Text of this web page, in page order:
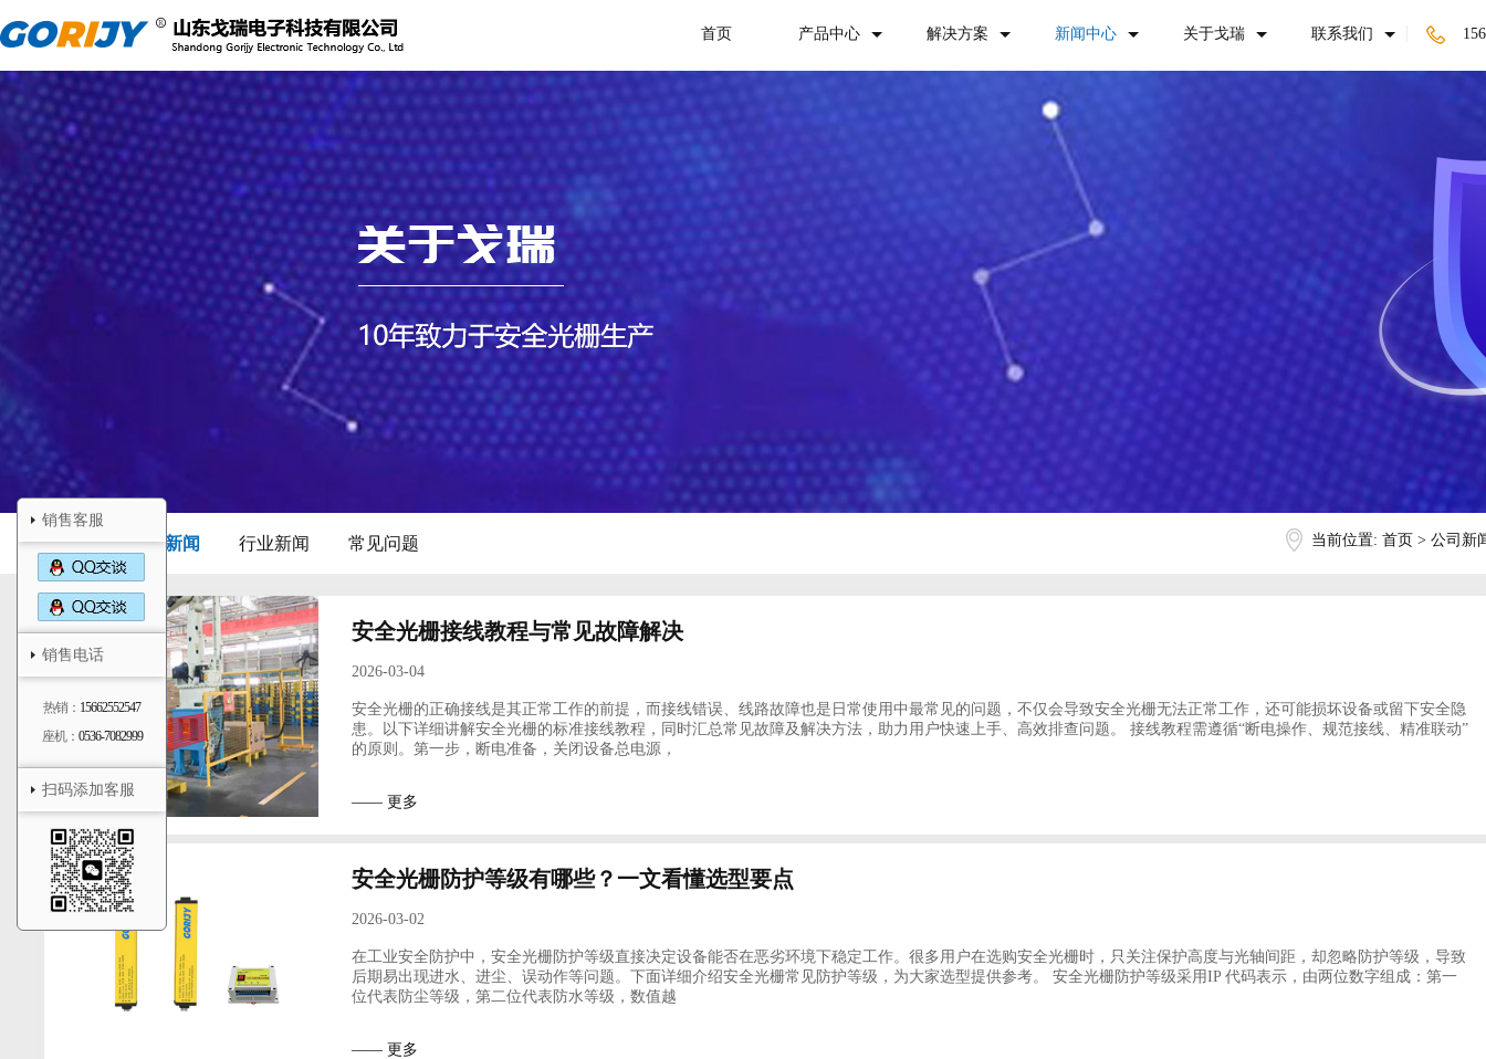
首页 产品中心 解决方案 新闻中心 关于戈瑞 联系我们
全部 公司新闻 行业新闻 常见问题 当前位置: 首页 > 公司新
安全光栅接线教程与常见故障解决
2026-03-04
安全光栅的正确接线是其正常工作的前提，而接线错误、线路故障也是日常使用中最常见的问题，不仅会导致安全光栅无法正常工作，还可能损坏设备或留下安全隐
患。以下详细讲解安全光栅的标准接线教程，同时汇总常见故障及解决方法，助力用户快速上手、高效排查问题。 接线教程需遵循“断电操作、规范接线、精准联动”
的原则。第一步，断电准备，关闭设备总电源，
—— 更多
安全光栅防护等级有哪些？一文看懂选型要点
2026-03-02
在工业安全防护中，安全光栅防护等级直接决定设备能否在恶劣环境下稳定工作。很多用户在选购安全光栅时，只关注保护高度与光轴间距，却忽略防护等级，导致
后期易出现进水、进尘、误动作等问题。下面详细介绍安全光栅常见防护等级，为大家选型提供参考。 安全光栅防护等级采用IP 代码表示，由两位数字组成：第一
位代表防尘等级，第二位代表防水等级，数值越
—— 更多
销售客服
销售电话
热销： 15662552547
座机： 0536-7082999
扫码添加客服